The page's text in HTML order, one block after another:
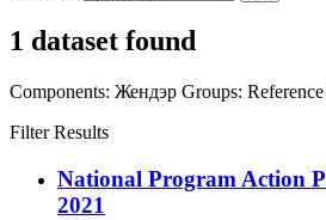
1 dataset found
Components: Жендэр Groups:
Filter Results
National Program Action
2021